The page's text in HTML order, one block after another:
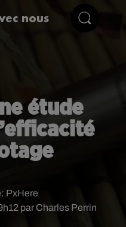
nous
étude
par Charles Perrin
PxHere